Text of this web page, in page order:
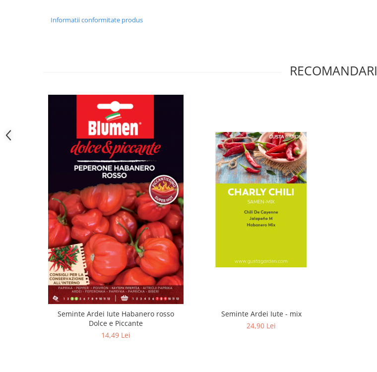
Informatii conformitate produs
RECOMANDARI
Seminte Ardei Iute Habanero rosso
Dolce e Piccante
14,49 Lei
Seminte Ardei Iute - mix
24,90 Lei